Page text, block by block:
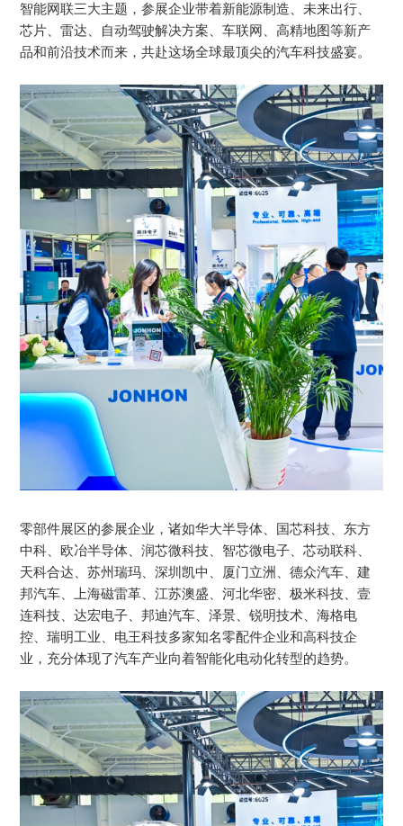
智能网联三大主题，参展企业带着新能源制造、未来出行、
芯片、雷达、自动驾驶解决方案、车联网、高精地图等新产
品和前沿技术而来，共赴这场全球最顶尖的汽车科技盛宴。
零部件展区的参展企业，诸如华大半导体、国芯科技、东方
中科、欧冶半导体、润芯微科技、智芯微电子、芯动联科、
天科合达、苏州瑞玛、深圳凯中、厦门立洲、德众汽车、建
邦汽车、上海磁雷革、江苏澳盛、河北华密、极米科技、壹
连科技、达宏电子、邦迪汽车、泽景、锐明技术、海格电
控、瑞明工业、电王科技多家知名零配件企业和高科技企
业，充分体现了汽车产业向着智能化电动化转型的趋势。